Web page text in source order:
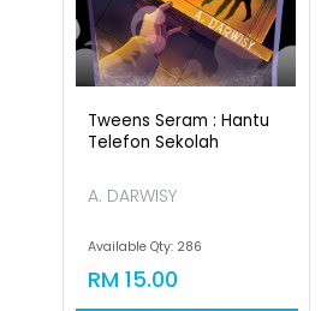
Tweens Seram : Hantu
Telefon Sekolah
A. DARWISY
Available Qty: 286
RM 15.00